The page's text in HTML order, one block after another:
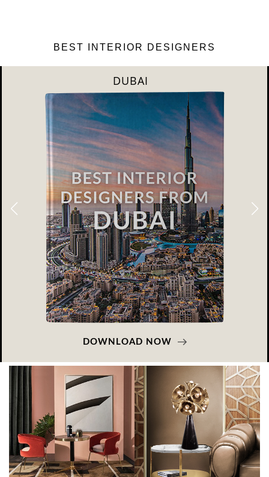
BEST INTERIOR DESIGNERS
DUBAI
DOWNLOAD NOW